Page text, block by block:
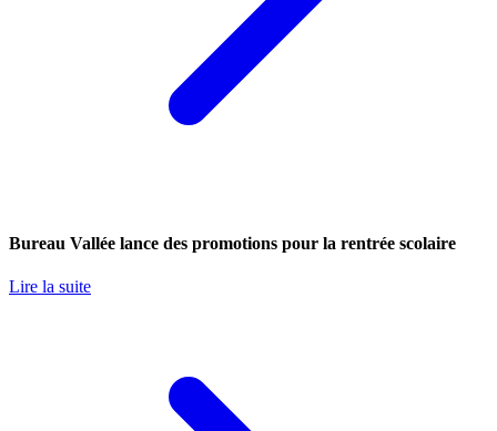
Bureau Vallée lance des promotions pour la rentrée scolaire
Lire la suite